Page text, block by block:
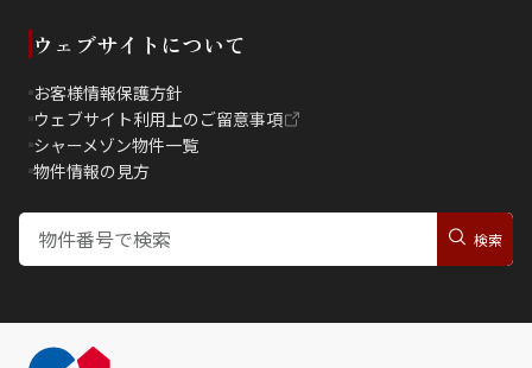
ウェブサイトについて
お客様情報保護方針
ウェブサイト利用上のご留意事項
シャーメゾン物件一覧
物件情報の見方